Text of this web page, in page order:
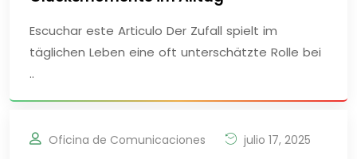
Escuchar este Articulo Der Zufall spielt im
täglichen Leben eine oft unterschätzte Rolle bei
..
Oficina de Comunicaciones julio 17, 2025